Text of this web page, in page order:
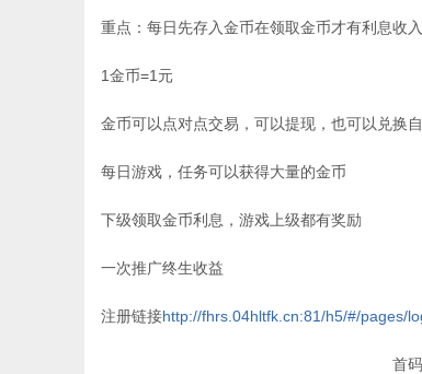
重点：每日先存入金币在领取金币才有利息收入
1金币=1元
金币可以点对点交易，可以提现，也可以兑换
每日游戏，任务可以获得大量的金币
下级领取金币利息，游戏上级都有奖励
一次推广终生收益
注册链接http://fhrs.04hltfk.cn:81/h5/#/pages/
首